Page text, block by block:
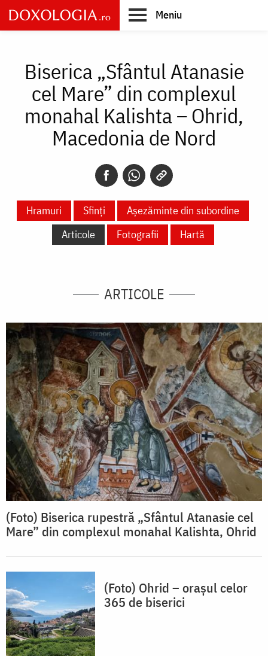
Skip
to
main
Meniu
Biserica „Sfântul Atanasie
cel Mare” din complexul
monahal Kalishta – Ohrid,
Macedonia de Nord
Hramuri Sfinți
Așezăminte din subordine
Articole
Fotografii Hartă
ARTICOLE
(Foto) Biserica rupestră „Sfântul Atanasie cel
Mare” din complexul monahal Kalishta, Ohrid
(Foto) Ohrid – orașul celor
365 de biserici